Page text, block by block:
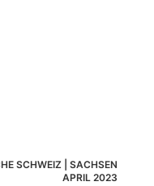
SCHWEIZ | SACHSEN
APRIL 2023